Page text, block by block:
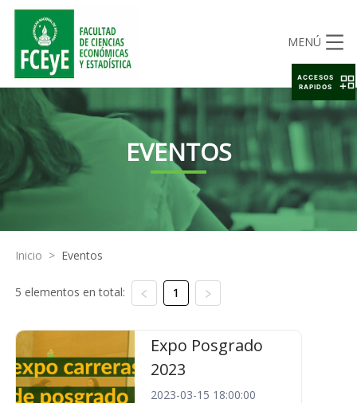
MENÚ
EVENTOS
Inicio > Eventos
5 elementos en total: 1
Expo Posgrado
2023
2023-03-15 18:00:00
ACCESOS
RAPIDOS